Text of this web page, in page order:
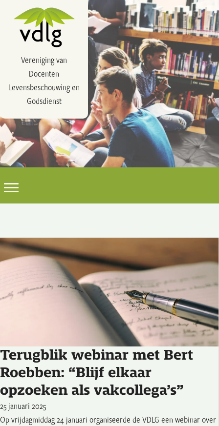
Vereniging van
Docenten
Levensbeschouwing en
Godsdienst
Terugblik webinar met Bert
Roebben: “Blijf elkaar
opzoeken als vakcollega’s”
25 januari 2025
Op vrijdagmiddag 24 januari organiseerde de VDLG een webinar over